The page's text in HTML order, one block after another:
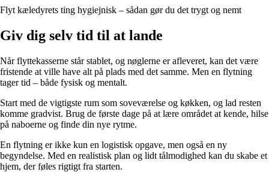
Flyt kæledyrets ting hygiejnisk – sådan gør du det trygt og nemt
Giv dig selv tid til at lande
Når flyttekasserne står stablet, og nøglerne er afleveret, kan det være
fristende at ville have alt på plads med det samme. Men en flytning
tager tid – både fysisk og mentalt.
Start med de vigtigste rum som soveværelse og køkken, og lad resten
komme gradvist. Brug de første dage på at lære området at kende, hilse
på naboerne og finde din nye rytme.
En flytning er ikke kun en logistisk opgave, men også en ny
begyndelse. Med en realistisk plan og lidt tålmodighed kan du skabe et
hjem, der føles rigtigt fra starten.